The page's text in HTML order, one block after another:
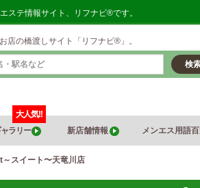
ステ情報サイト、リフナビ®です。
店の橋渡しサイト「リフナビ®」。
検
ラリー
大人気!!
新店舗情報
メンエス用語
～スイート〜天竜川店